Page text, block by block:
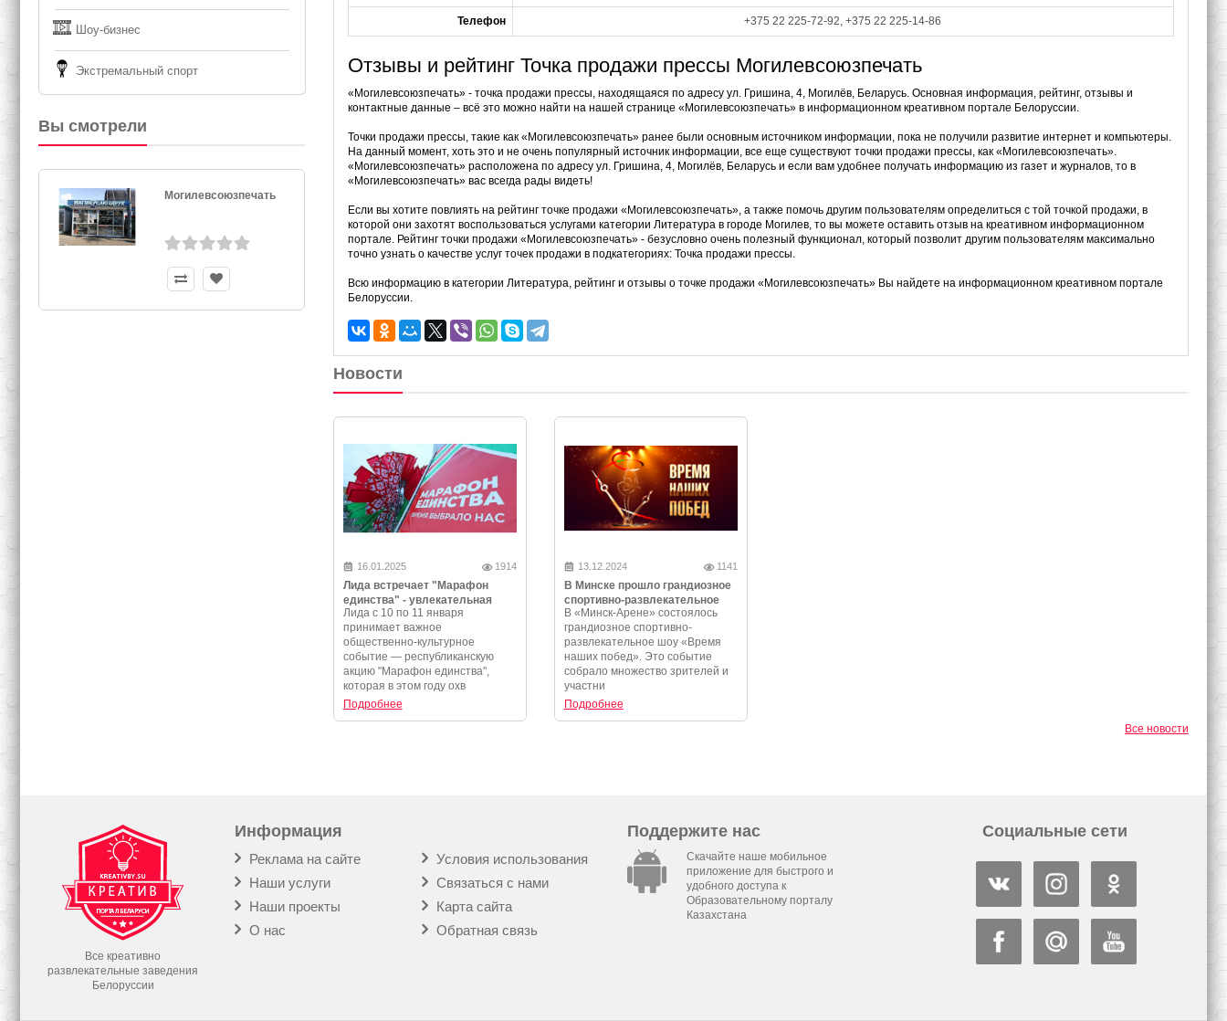
Шоу-бизнес
Экстремальный спорт
Вы смотрели
Могилевсоюзпечать
Телефон +375 22 225-72-92, +375 22 225-14-86
Отзывы и рейтинг Точка продажи прессы Могилевсоюзпечать
«Могилевсоюзпечать» - точка продажи прессы, находящаяся по адресу ул. Гришина, 4, Могилёв, Беларусь. Основная информация, рейтинг, отзывы и
контактные данные – всё это можно найти на нашей странице «Могилевсоюзпечать» в информационном креативном портале Белоруссии.
Точки продажи прессы, такие как «Могилевсоюзпечать» ранее были основным источником информации, пока не получили развитие интернет и компьютеры.
На данный момент, хоть это и не очень популярный источник информации, все еще существуют точки продажи прессы, как «Могилевсоюзпечать».
«Могилевсоюзпечать» расположена по адресу ул. Гришина, 4, Могилёв, Беларусь и если вам удобнее получать информацию из газет и журналов, то в
«Могилевсоюзпечать» вас всегда рады видеть!
Если вы хотите повлиять на рейтинг точке продажи «Могилевсоюзпечать», а также помочь другим пользователям определиться с той точкой продажи, в
которой они захотят воспользоваться услугами категории Литература в городе Могилев, то вы можете оставить отзыв на креативном информационном
портале. Рейтинг точки продажи «Могилевсоюзпечать» - безусловно очень полезный функционал, который позволит другим пользователям максимально
точно узнать о качестве услуг точек продажи в подкатегориях: Точка продажи прессы.
Всю информацию в категории Литература, рейтинг и отзывы о точке продажи «Могилевсоюзпечать» Вы найдете на информационном креативном портале
Белоруссии.
Новости
16.01.2025 1914
Лида встречает "Марафон
единства" - увлекательная
программа и незабываемые
события
Лида с 10 по 11 января
принимает важное
общественно-культурное
событие — республиканскую
акцию "Марафон единства",
которая в этом году охв
Подробнее
13.12.2024 1141
В Минске прошло грандиозное
спортивно-развлекательное
шоу «Время наших побед»
В «Минск-Арене» состоялось
грандиозное спортивно-
развлекательное шоу «Время
наших побед». Это событие
собрало множество зрителей и
участни
Подробнее
Все новости
Все креативно
развлекательные заведения
Белоруссии
Информация
Реклама на сайте
Наши услуги
Наши проекты
О нас
Условия использования
Связаться с нами
Карта сайта
Обратная связь
Поддержите нас
Скачайте наше мобильное
приложение для быстрого и
удобного доступа к
Образовательному порталу
Казахстана
Социальные сети